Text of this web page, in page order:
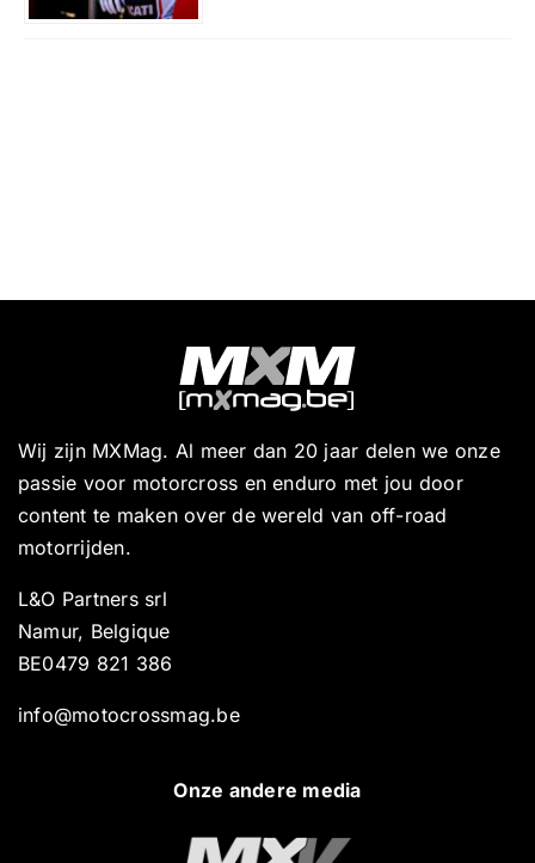
Wij zijn MXMag. Al meer dan 20 jaar delen we onze
passie voor motorcross en enduro met jou door
content te maken over de wereld van off-road
motorrijden.
L&O Partners srl
Namur, Belgique
BE0479 821 386
info@motocrossmag.be
Onze andere media